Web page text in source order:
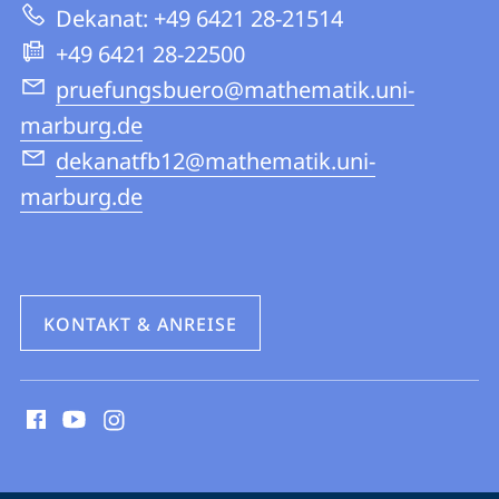
Informatik
Dekanat: +49 6421 28-21514
+49 6421 28-22500
pruefungsbuero@mathematik.uni-
marburg.de
dekanatfb12@mathematik.uni-
marburg.de
KONTAKT & ANREISE
Media